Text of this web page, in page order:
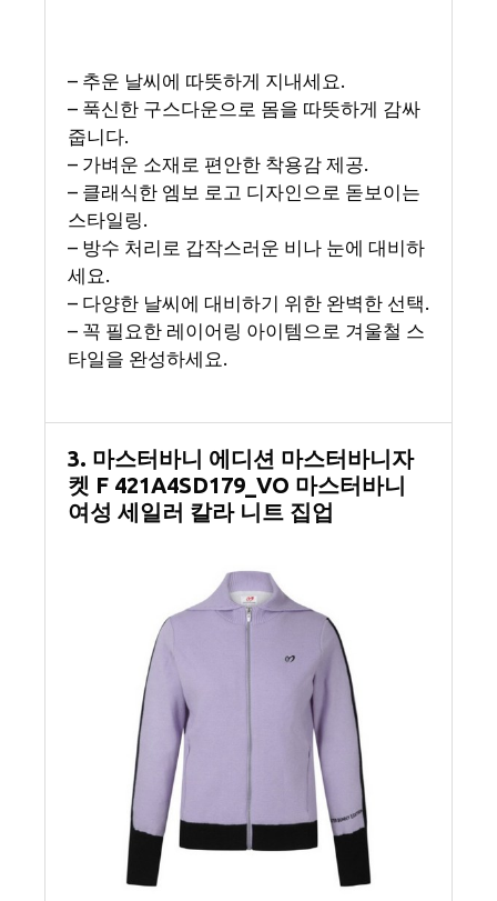
– 추운 날씨에 따뜻하게 지내세요.
– 푹신한 구스다운으로 몸을 따뜻하게 감싸
줍니다.
– 가벼운 소재로 편안한 착용감 제공.
– 클래식한 엠보 로고 디자인으로 돋보이는
스타일링.
– 방수 처리로 갑작스러운 비나 눈에 대비하
세요.
– 다양한 날씨에 대비하기 위한 완벽한 선택.
– 꼭 필요한 레이어링 아이템으로 겨울철 스
타일을 완성하세요.
3. 마스터바니 에디션 마스터바니자
켓 F 421A4SD179_VO 마스터바니
여성 세일러 칼라 니트 집업